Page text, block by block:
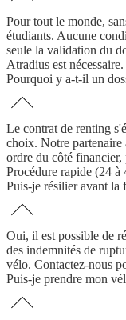
Pour tout le monde,
étudiants. Aucune
seule la validation du
Atradius est nécessaire.
Pourquoi y a-t-il un
Le contrat de renting
choix. Notre partenaire
ordre du côté financier,
Procédure rapide (24
Puis-je résilier avant la
Oui, il est possible de
des indemnités de
vélo. Contactez-nous
Puis-je prendre mon